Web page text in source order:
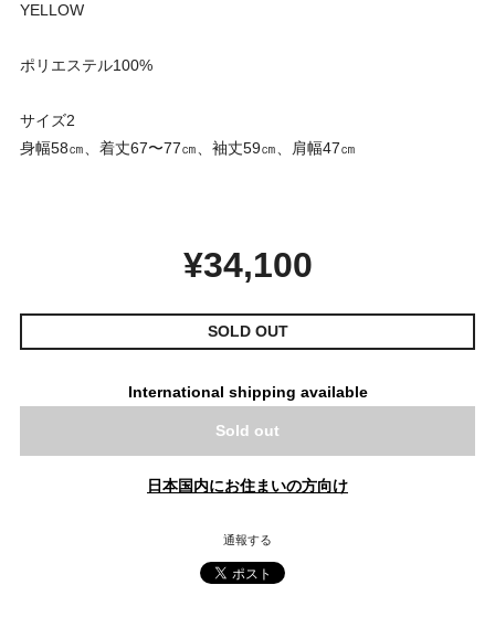
YELLOW
ポリエステル100%
サイズ2
身幅58㎝、着丈67〜77㎝、袖丈59㎝、肩幅47㎝
¥34,100
SOLD OUT
International shipping available
Sold out
日本国内にお住まいの方向け
通報する